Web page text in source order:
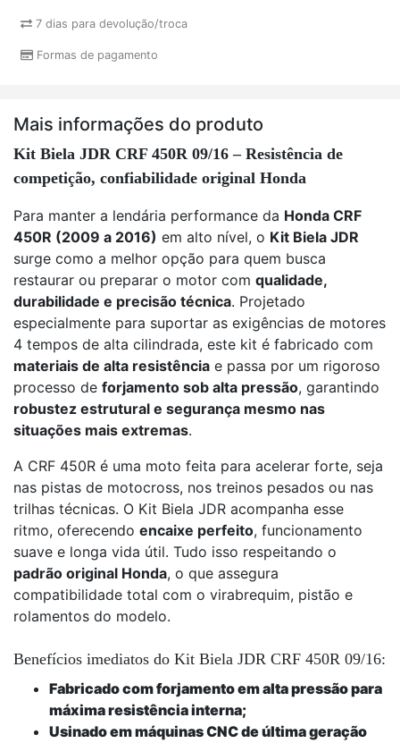
7 dias para devolução/troca
Formas de pagamento
Mais informações do produto
Kit Biela JDR CRF 450R 09/16 – Resistência de
competição, confiabilidade original Honda
Para manter a lendária performance da Honda CRF
450R (2009 a 2016) em alto nível, o Kit Biela JDR
surge como a melhor opção para quem busca
restaurar ou preparar o motor com qualidade,
durabilidade e precisão técnica. Projetado
especialmente para suportar as exigências de motores
4 tempos de alta cilindrada, este kit é fabricado com
materiais de alta resistência e passa por um rigoroso
processo de forjamento sob alta pressão, garantindo
robustez estrutural e segurança mesmo nas
situações mais extremas.
A CRF 450R é uma moto feita para acelerar forte, seja
nas pistas de motocross, nos treinos pesados ou nas
trilhas técnicas. O Kit Biela JDR acompanha esse
ritmo, oferecendo encaixe perfeito, funcionamento
suave e longa vida útil. Tudo isso respeitando o
padrão original Honda, o que assegura
compatibilidade total com o virabrequim, pistão e
rolamentos do modelo.
Benefícios imediatos do Kit Biela JDR CRF 450R 09/16:
Fabricado com forjamento em alta pressão para
máxima resistência interna;
Usinado em máquinas CNC de última geração